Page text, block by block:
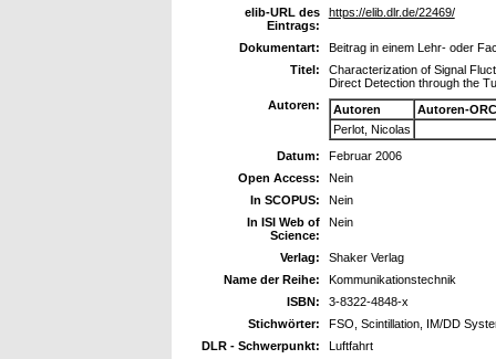
elib-URL des
Eintrags:
https://elib.dlr.de/22469/
Dokumentart:
Beitrag in einem Lehr- oder
Titel:
Characterization of Signal
Direct Detection through the
Autoren:
Autoren
Autoren-
Perlot, Nicolas
Datum:
Februar 2006
Open Access:
Nein
In SCOPUS:
Nein
In ISI Web of
Science:
Nein
Verlag:
Shaker Verlag
Name der Reihe:
Kommunikationstechnik
ISBN:
3-8322-4848-x
Stichwörter:
FSO, Scintillation, IM/DD
DLR - Schwerpunkt:
Luftfahrt